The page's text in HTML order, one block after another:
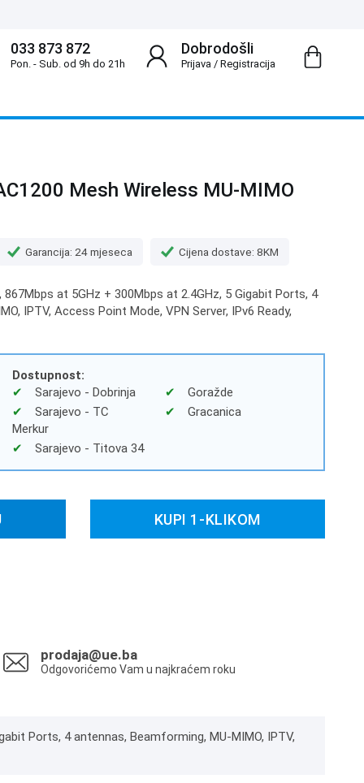
Dobrodošli
Prijava/ Registracija
033 873 872
Pon. - Sub. od 9h do 21h
Mesh Wireless MU-MIMO
Garancija: 24 mjeseca Cijena dostave: 8KM
867Mbps at 5GHz + 300Mbps at 2.4GHz, 5 Gigabit Ports, 4
IPTV, Access Point Mode, VPN Server, IPv6 Ready,
Dostupnost:
Sarajevo - Dobrinja
Sarajevo - TC
Merkur
Sarajevo - Titova 34
Goražde
Gracanica
KUPI 1-KLIKOM
prodaja@ue.ba
Odgovorićemo Vam u najkraćem roku
Ports, 4 antennas, Beamforming, MU-MIMO, IPTV,